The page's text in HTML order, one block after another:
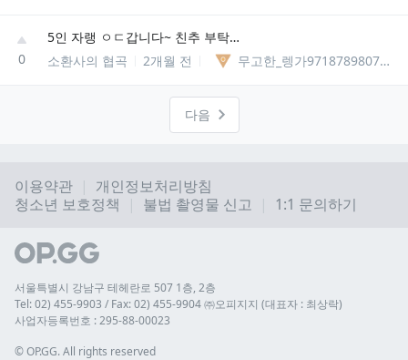
0
5인 자랭 ㅇㄷ갑니다~ 친추 부탁드려요
소환사의 협곡
2개월 전 무고한_렝가97187898075329
다음
이용약관
개인정보처리방침
청소년 보호정책
불법 촬영물 신고 1:1 문의하기
서울특별시 강남구 테헤란로 507 1층, 2층
Tel: 02) 455-9903 / Fax: 02) 455-9904 ㈜오피지지 (대표자 : 최상락)
사업자등록번호 : 295-88-00023
© OP.GG. All rights reserved